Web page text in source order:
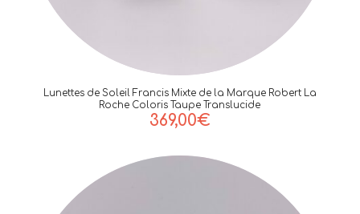
Lunettes de Soleil Francis Mixte de la Marque Robert La
Roche Coloris Taupe Translucide
369,00€